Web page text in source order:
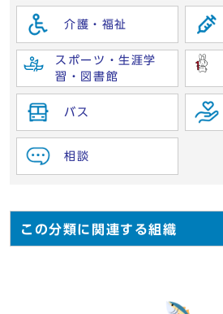
介護・福祉
スポーツ・生涯学
習・図書館
バス
相談
この分類に関連する組織